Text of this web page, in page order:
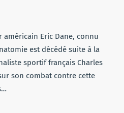
américain Eric Dane, connu
est décédé suite à la
sportif français Charles
son combat contre cette